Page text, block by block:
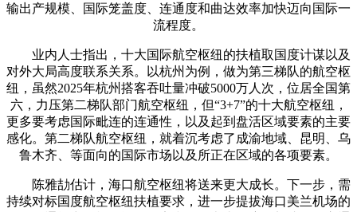
输出产规模、国际笼盖度、连通度和曲达效率加快迈向国际一
流程度。
业内人士指出，十大国际航空枢纽的扶植取国度计谋以及
对外大局高度联系关系。以杭州为例，做为第三梯队的航空枢
纽，虽然2025年杭州搭客吞吐量冲破5000万人次，位居全国第
六，力压第二梯队部门航空枢纽，但“3+7”的十大航空枢纽，
更多要考虑国际毗连的连通性，以及起到盘活区域要素的主要
感化。第二梯队航空枢纽，就着沉考虑了成渝地域、昆明、乌
鲁木齐、等面向的国际市场以及所正在区域的各项要素。
陈雅劼估计，海口航空枢纽将送来更大成长。下一步，需
持续对标国度航空枢纽扶植要求，进一步提拔海口美兰机场的